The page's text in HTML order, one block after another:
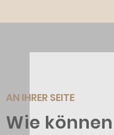
AN IHRER SEITE
Wie